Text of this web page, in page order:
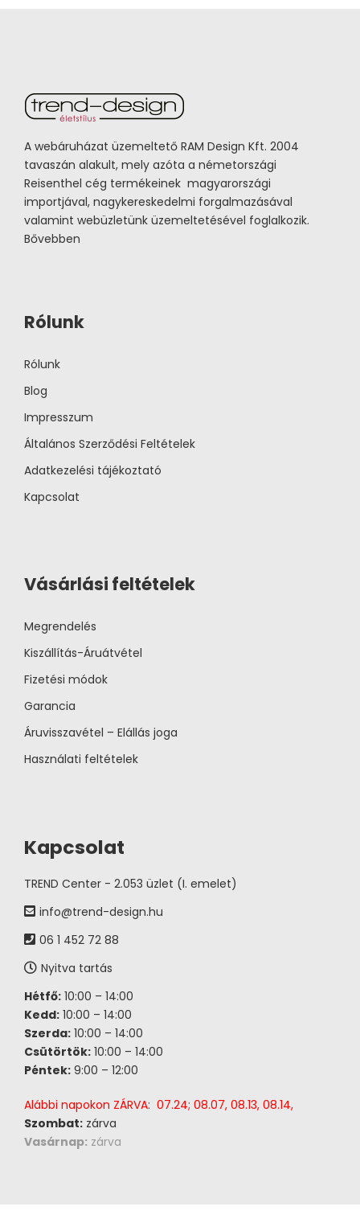
A webáruházat üzemeltető RAM Design Kft. 2004
tavaszán alakult, mely azóta a németországi
Reisenthel cég termékeinek magyarországi
importjával, nagykereskedelmi forgalmazásával
valamint webüzletünk üzemeltetésével foglalkozik.
Bővebben
Rólunk
Rólunk
Blog
Impresszum
Általános Szerződési Feltételek
Adatkezelési tájékoztató
Kapcsolat
Vásárlási feltételek
Megrendelés
Kiszállítás-Áruátvétel
Fizetési módok
Garancia
Áruvisszavétel – Elállás joga
Használati feltételek
Kapcsolat
TREND Center - 2.053 üzlet (I. emelet)
info@trend-design.hu
06 1 452 72 88
Nyitva tartás
Hétfő: 10:00 – 14:00
Kedd: 10:00 – 14:00
Szerda: 10:00 – 14:00
Csütörtök: 10:00 – 14:00
Péntek: 9:00 – 12:00
Alábbi napokon ZÁRVA: 07.24; 08.07, 08.13, 08.14,
Szombat: zárva
Vasárnap: zárva